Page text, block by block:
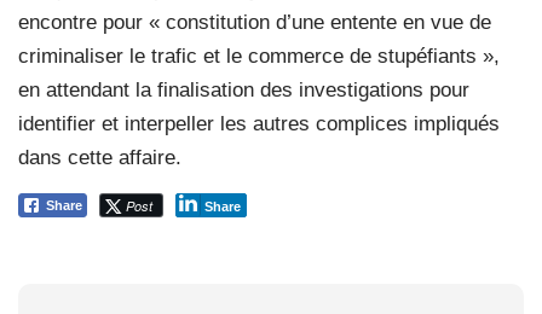
encontre pour « constitution d’une entente en vue de
criminaliser le trafic et le commerce de stupéfiants »,
en attendant la finalisation des investigations pour
identifier et interpeller les autres complices impliqués
dans cette affaire.
Share Post Share